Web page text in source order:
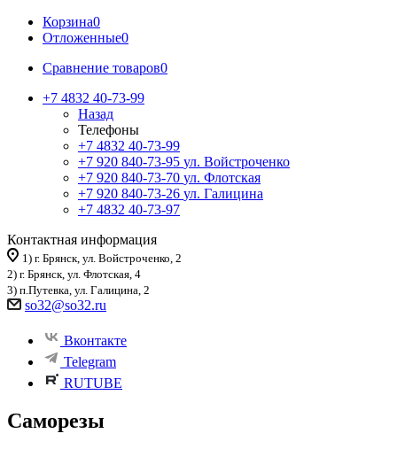
Корзина0
Отложенные0
Сравнение товаров0
+7 4832 40-73-99
Назад
Телефоны
+7 4832 40-73-99
+7 920 840-73-95 ул. Войстроченко
+7 920 840-73-70 ул. Флотская
+7 920 840-73-26 ул. Галицина
+7 4832 40-73-97
Контактная информация
1) г. Брянск, ул. Войстроченко, 2
2) г. Брянск, ул. Флотская, 4
3) п.Путевка, ул. Галицина, 2
so32@so32.ru
Вконтакте
Telegram
RUTUBE
Саморезы